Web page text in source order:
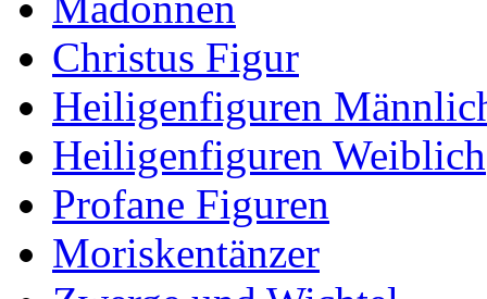
Christus Figur
Heiligenfiguren
Heiligenfiguren Weiblich
Profane Figuren
Moriskentänzer